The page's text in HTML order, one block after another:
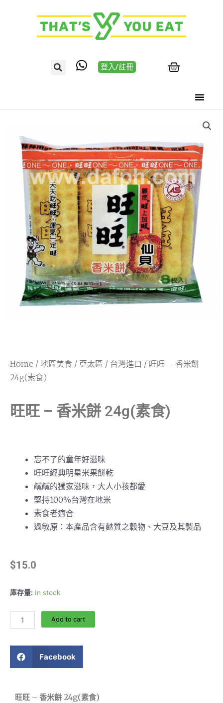
登入/註冊
Home / 地區美食 / 亞太區 / 台灣進口 / 旺旺 – 香米餅
24g(素食)
旺旺 – 香米餅 24g(素食)
忘不了的童年好滋味
旺旺經典明星米果餅乾
鹹鹹的獨家滋味，大人小孩都愛
堅持100%台灣在地米
素食者適合
過敏原：本產品含有麩質之穀物、大豆及其製品
$15.0
庫存量: In stock
Add to cart
Facebook
旺旺 – 香米餅 24g(素食)